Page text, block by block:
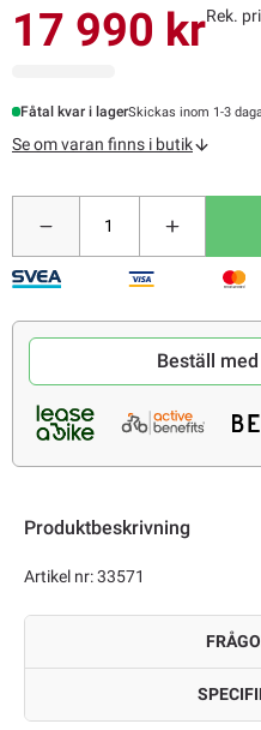
17 990 krRek.
Fåtal kvar i lagerSkickas inom 1-3
Se om varan finns i butik
Beställ
Produktbeskrivning
Artikel nr: 33571